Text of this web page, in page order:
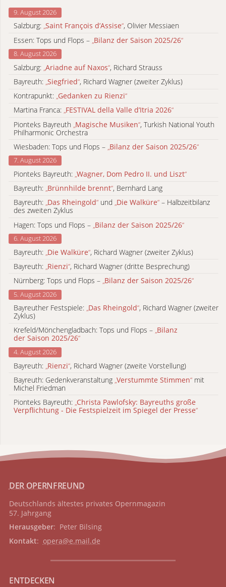
9. August 2026
Salzburg: „Saint François d’Assise“, Olivier Messiaen
Essen: Tops und Flops – Bilanz der Saison 2025/26“
8. August 2026
Salzburg: „Ariadne auf Naxos“, Richard Strauss
Bayreuth: „Siegfried“, Richard Wagner (zweiter Zyklus)
Kontrapunkt: „Gedanken zu Rienzi“
Martina Franca: „FESTIVAL della Valle d’Itria 2026“
Pionteks Bayreuth Magische Musiken“, Turkish National Youth
Philharmonic Orchestra
Wiesbaden: Tops und Flops – Bilanz der Saison 2025/26“
7. August 2026
Pionteks Bayreuth: „Wagner, Dom Pedro II. und Liszt“
Bayreuth: „Brünnhilde brennt“, Bernhard Lang
Bayreuth: „Das Rheingold“ und „Die Walküre“ – Halbzeitbilanz
des zweiten Zyklus
Hagen: Tops und Flops – Bilanz der Saison 2025/26“
6. August 2026
Bayreuth: Die Walküre“, Richard Wagner (zweiter Zyklus)
Bayreuth: „Rienzi“, Richard Wagner (dritte Besprechung)
Nürnberg: Tops und Flops – „Bilanz der Saison 2025/26“
5. August 2026
Bayreuther Festspiele: „Das Rheingold“, Richard Wagner (zweiter
Zyklus)
Krefeld/Mönchengladbach: Tops und Flops – „Bilanz
der Saison 2025/26“
4. August 2026
Bayreuth: Rienzi“, Richard Wagner (zweite Vorstellung)
Bayreuth: Gedenkveranstaltung „Verstummte Stimmen“ mit
Michel Friedman
Pionteks Bayreuth: „Christa Pawlofsky: Bayreuths große
Verpflichtung - Die Festspielzeit im Spiegel der Presse“
DER OPERNFREUND
Deutschlands ältestes privates Opernmagazin
57. Jahrgang
Herausgeber: Peter Bilsing
Kontakt: opera@e.mail.de
ENTDECKEN